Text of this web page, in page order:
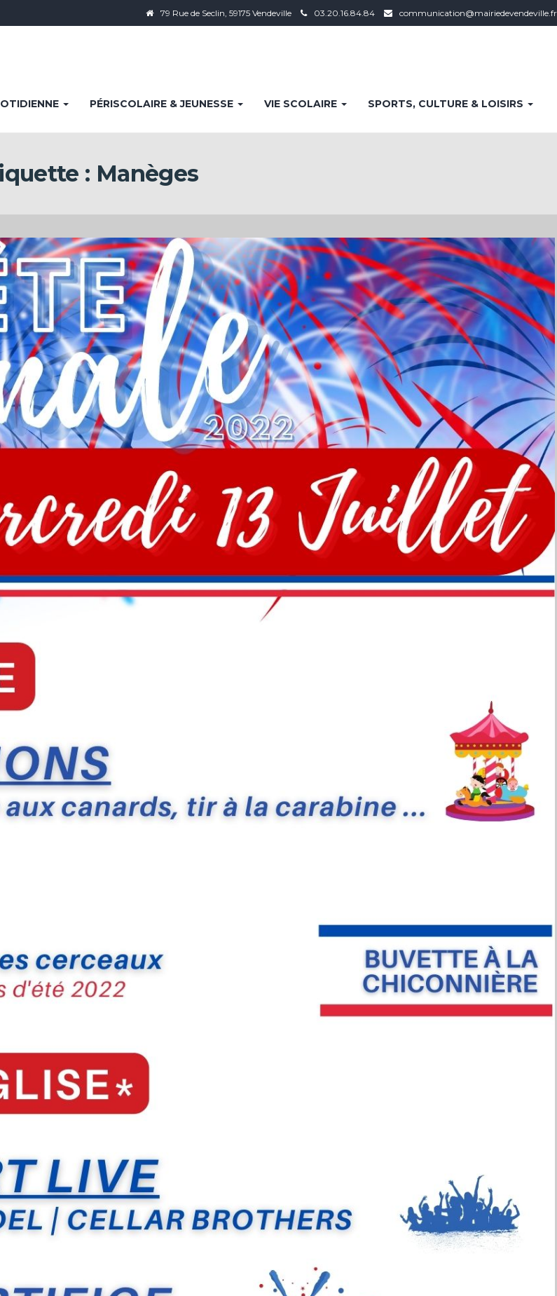
79 Rue de Seclin, 59175 Vendeville 03.20.16.84.84 communication@mairiedevendeville.fr
PÉRISCOLAIRE & JEUNESSE VIE SCOLAIRE SPORTS, CULTURE & LOISIRS
: Manèges